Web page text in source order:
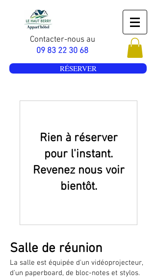
Contacter-nous au
09 83 22 30 68
RÉSERVER
Rien à réserver
pour l'instant.
Revenez nous voir
bientôt.
Salle de réunion
La salle est équipée d'un vidéoprojecteur,
d'un paperboard, de bloc-notes et stylos.